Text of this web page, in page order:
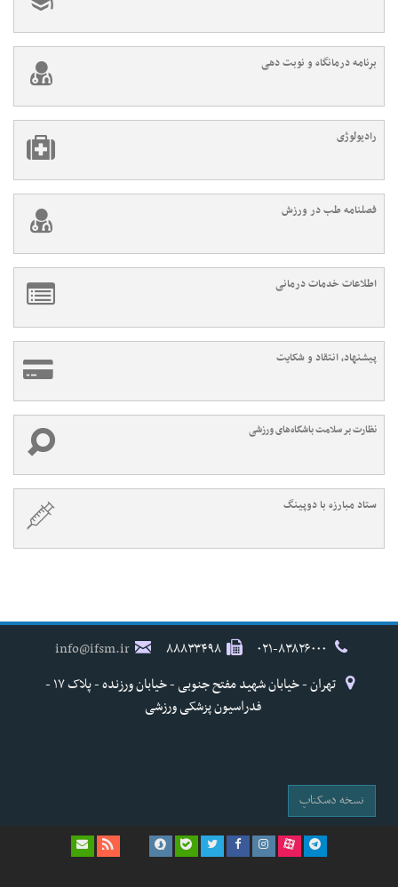
برنامه درمانگاه و نوبت دهی
رادیولوژی
فصلنامه طب در ورزش
اطلاعات خدمات درمانی
پیشنهاد، انتقاد و شکایت
نظارت بر سلامت باشگاه‌های ورزشی
ستاد مبارزه با دوپینگ
۸۸۸۳۳۴۹۸
info@ifsm.ir
تهران - خیابان شهید مفتح جنوبی - خیابان ورزنده - پلاک ۱۷ -
فدراسیون پزشکی ورزشی
نسخه دسکتاپ